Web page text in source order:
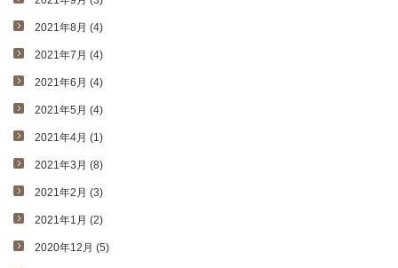
2021年8月 (4)
2021年7月 (4)
2021年6月 (4)
2021年5月 (4)
2021年4月 (1)
2021年3月 (8)
2021年2月 (3)
2021年1月 (2)
2020年12月 (5)